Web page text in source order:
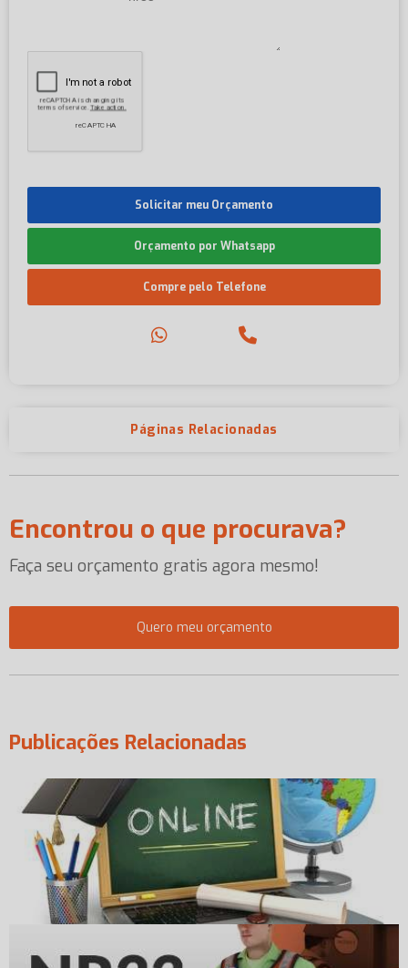
Solicitar meu Orçamento
Orçamento por Whatsapp
Compre pelo Telefone
Páginas Relacionadas
Encontrou o que procurava?
Faça seu orçamento gratis agora mesmo!
Quero meu orçamento
Publicações Relacionadas